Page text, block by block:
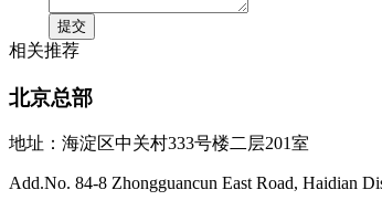
相关推荐
北京总部
地址：海淀区中关村333号楼二层201室
Add.No. 84-8 Zhongguancun East Road, Haidian